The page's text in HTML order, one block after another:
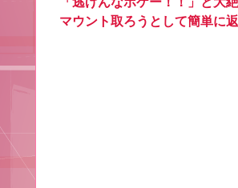
マウント取ろうとして簡単に